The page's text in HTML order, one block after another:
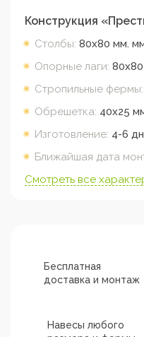
Конструкция «
Столбы: 80х80 мм.
Опорные лаги:
Стропильные фермы:
Обрешетка: 40х25
Изготовление: 4-6
Ближайшая дата
Смотреть все
Бесплатная
доставка и монтаж
Навесы любого